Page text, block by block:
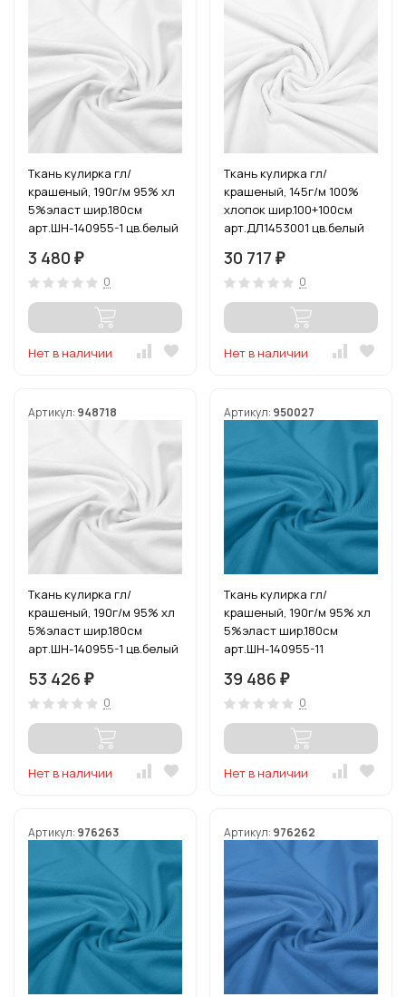
Ткань кулирка гл/
крашеный, 190г/м 95% хл
5%эласт шир.180см
арт.ШН-140955-1 цв.белый
3 480 ₽
0
Нет в наличии
Ткань кулирка гл/
крашеный, 145г/м 100%
хлопок шир.100+100см
арт.ДЛ1453001 цв.белый
30 717 ₽
0
Нет в наличии
Артикул: 948718
Ткань кулирка гл/
крашеный, 190г/м 95% хл
5%эласт шир.180см
арт.ШН-140955-1 цв.белый
53 426 ₽
0
Нет в наличии
Артикул: 950027
Ткань кулирка гл/
крашеный, 190г/м 95% хл
5%эласт шир.180см
арт.ШН-140955-11
(1кг-2,7м)
39 486 ₽
0
Нет в наличии
Артикул: 976263 Артикул: 976262